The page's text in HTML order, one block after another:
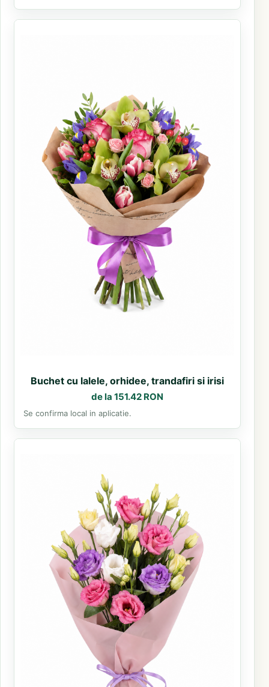
Buchet cu lalele, orhidee, trandafiri si irisi
de la 151.42 RON
Se confirma local in aplicatie.